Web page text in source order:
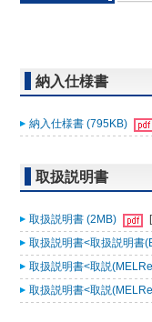
納入仕様書
納入仕様書 (795KB)
取扱説明書
取扱説明書 (2MB)
取扱説明書<取扱説明書
取扱説明書<取説
取扱説明書<取説